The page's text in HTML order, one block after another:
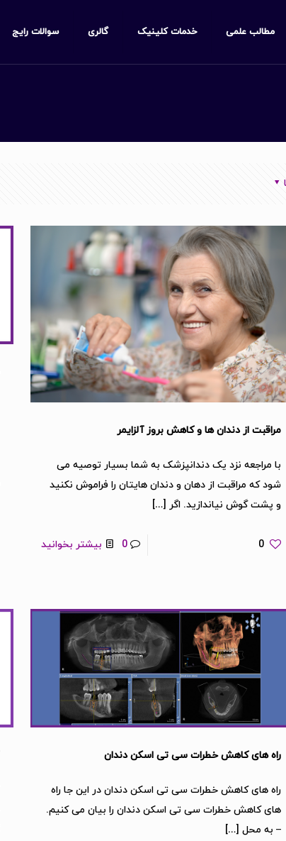
مطالب علمی خدمات کلینیک گالری سوالات رایج
مراقبت از دندان ها و کاهش بروز آلزایمر
با مراجعه نزد یک دندانپزشک به شما بسیار توصیه می
شود که مراقبت از دهان و دندان هایتان را فراموش نکنید
و پشت گوش نیاندازید. اگر […]
0
0 بیشتر بخوانید
راه های کاهش خطرات سی تی اسکن دندان
راه های کاهش خطرات سی تی اسکن دندان در این جا راه
های کاهش خطرات سی تی اسکن دندان را بیان می کنیم.
– به محل[…]